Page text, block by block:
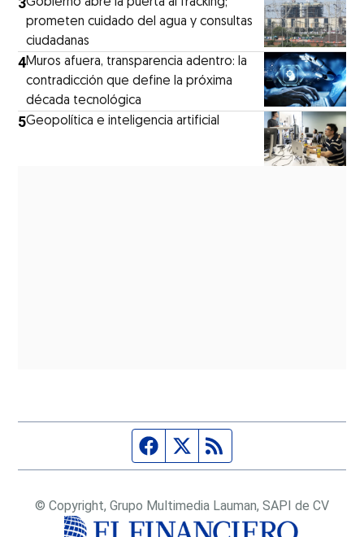
Gobierno abre la puerta al fracking;
prometen cuidado del agua y consultas
ciudadanas
4Muros afuera, transparencia adentro: la
contradicción que define la próxima
década tecnológica
5Geopolítica e inteligencia artificial
Página de Facebook
Fuente Twitter
© Copyright, Grupo Multimedia Lauman, SAPI de CV